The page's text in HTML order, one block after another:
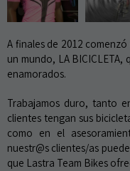
A finales de 2012
un mundo, LA
enamorados.
Trabajamos duro, tanto
clientes tengan sus
como en el
nuestr@s clientes/as
que Lastra Team Bikes